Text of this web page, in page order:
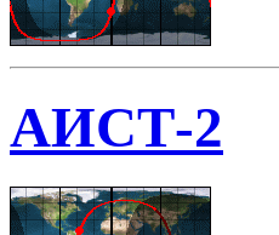
АИСТ-2